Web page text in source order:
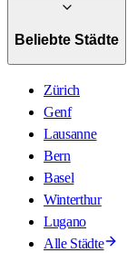
Beliebte Städte
Zürich
Genf
Lausanne
Bern
Basel
Winterthur
Lugano
Alle Städte